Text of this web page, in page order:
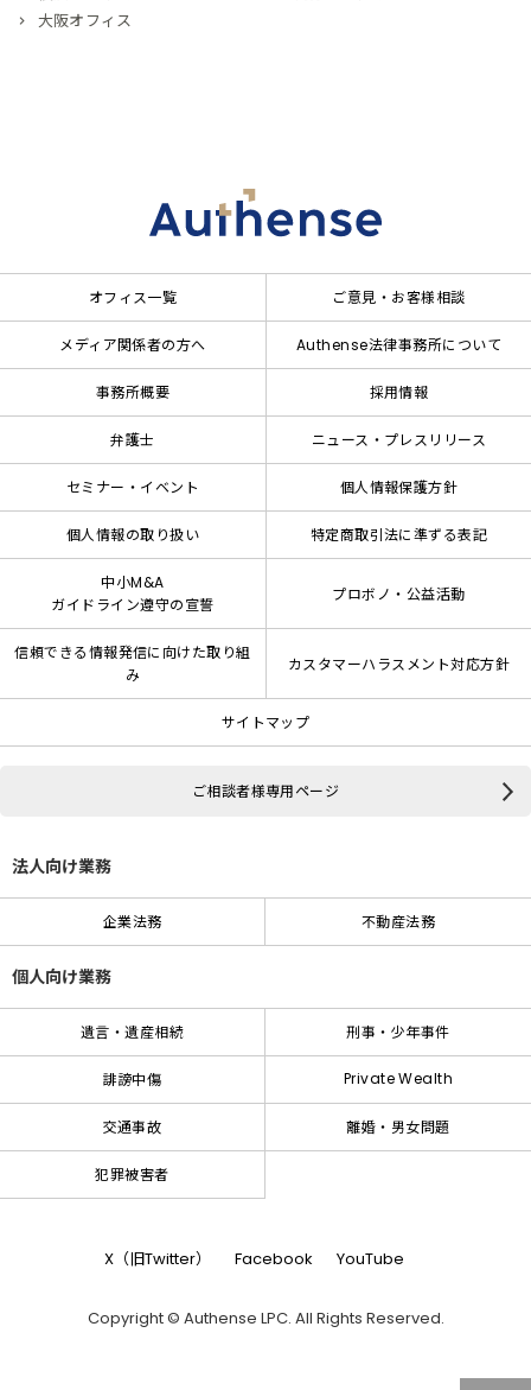
大阪オフィス
オフィス一覧 ご意見・お客様相談
メディア関係者の方へ Authense法律事務所について
事務所概要 採用情報
弁護士 ニュース・プレスリリース
セミナー・イベント 個人情報保護方針
個人情報の取り扱い 特定商取引法に準ずる表記
中小M&A
ガイドライン遵守の宣誓
プロボノ・公益活動
信頼できる情報発信に向けた取り組
み
カスタマーハラスメント対応方針
サイトマップ
ご相談者様専用ページ
法人向け業務
企業法務 不動産法務
個人向け業務
遺言・遺産相続 刑事・少年事件
誹謗中傷 Private Wealth
交通事故 離婚・男女問題
犯罪被害者
X（旧Twitter） Facebook YouTube
Copyright © Authense LPC. All Rights Reserved.